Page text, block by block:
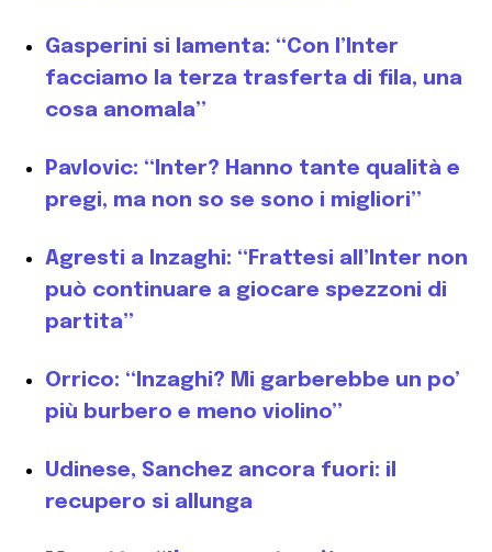
Gasperini si lamenta: “Con l’Inter
facciamo la terza trasferta di fila, una
cosa anomala”
Pavlovic: “Inter? Hanno tante qualità e
pregi, ma non so se sono i migliori”
Agresti a Inzaghi: “Frattesi all’Inter non
può continuare a giocare spezzoni di
partita”
Orrico: “Inzaghi? Mi garberebbe un po’
più burbero e meno violino”
Udinese, Sanchez ancora fuori: il
recupero si allunga